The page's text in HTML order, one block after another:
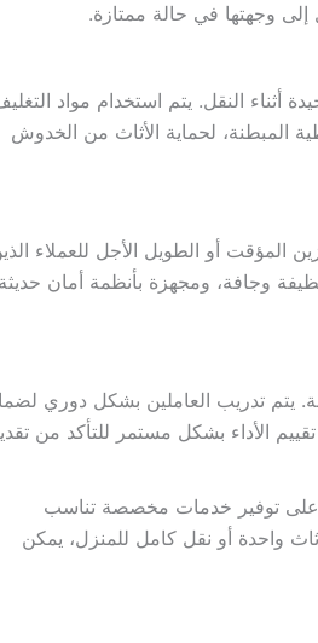
وجهتها في حالة ممتازة.
النقل. يتم استخدام مواد
المبطنة، لحماية الأثاث من الخدوش
المؤقت أو الطويل الأجل للعملاء
وجافة، ومجهزة بأنظمة أمان حديثة
يتم تدريب العاملين بشكل دوري
الأداء بشكل مستمر للتأكد من
على توفير خدمات مخصصة تناسب
واحدة أو نقل كامل للمنزل، يمكن